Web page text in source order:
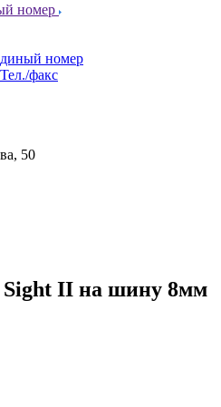
номер
номер
Тел./факс
50
Sight II на шину 8мм